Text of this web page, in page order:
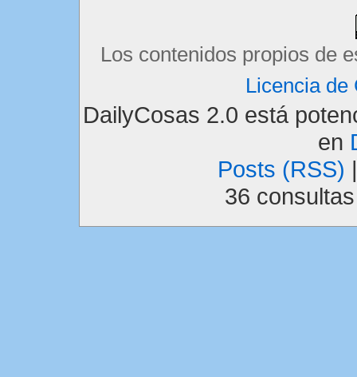
Los contenidos propios de
Licencia de
DailyCosas 2.0 está
en
Posts (RSS)
36